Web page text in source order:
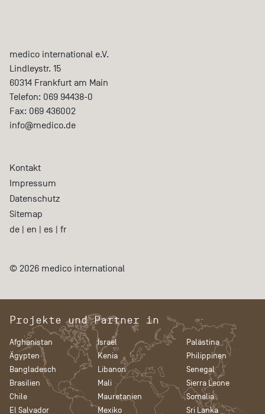
medico international e.V.
Lindleystr. 15
60314 Frankfurt am Main
Telefon: 069 94438-0
Fax: 069 436002
info@medico.de
Kontakt
Impressum
Datenschutz
Sitemap
de | en | es | fr
© 2026 medico international
Projekte und Partner in
Afghanistan
Ägypten
Bangladesch
Brasilien
Chile
El Salvador
Israel
Kenia
Libanon
Mali
Mauretanien
Mexiko
Palästina
Philippinen
Senegal
Sierra Leone
Somalia
Sri Lanka